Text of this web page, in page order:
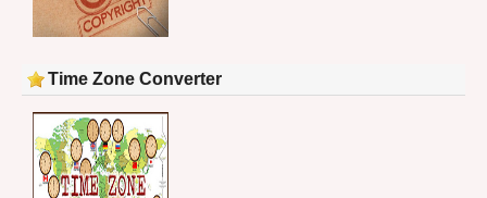
Time Zone Converter